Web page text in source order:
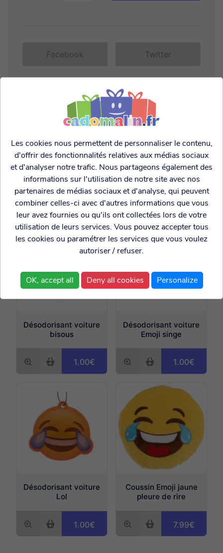
Facebook Twitter
CES PRODUITS POURRAIENT VOUS
INTERESSER:
Désodorisant voiture
bisous
1.00€
Désodorisant voiture
Emoji singe
1.00€
Désodorisant voiture
Lol
1.00€
Coussin Emoji jaune
pleure de rire
7.99€
Les cookies nous permettent de personnaliser le contenu,
d'offrir des fonctionnalités relatives aux médias sociaux
et d'analyser notre trafic. Nous partageons également des
informations sur l'utilisation de notre site avec nos
partenaires de médias sociaux et d'analyse, qui peuvent
combiner celles-ci avec d'autres informations que vous
leur avez fournies ou qu'ils ont collectées lors de votre
utilisation de leurs services. Vous pouvez accepter tous
les cookies ou paramétrer les services que vous voulez
autoriser / refuser.
OK, accept all Deny all cookies Personalize